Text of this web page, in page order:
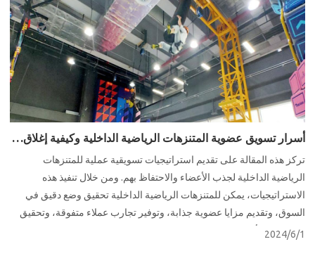
أسرار تسويق عضوية المتنزهات الرياضية الداخلية وكيفية إغلاق علاقات العملاء والاحتفاظ بهم بسهولة
تركز هذه المقالة على تقديم استراتيجيات تسويقية عملية للمتنزهات
الرياضية الداخلية لجذب الأعضاء والاحتفاظ بهم. ومن خلال تنفيذ هذه
الاستراتيجيات، يمكن للمتنزهات الرياضية الداخلية تحقيق وضع دقيق في
السوق، وتقديم مزايا عضوية جذابة، وتوفير تجارب عملاء متفوقة، وتحقيق
نمو طويل الأجل.
2024/6/1